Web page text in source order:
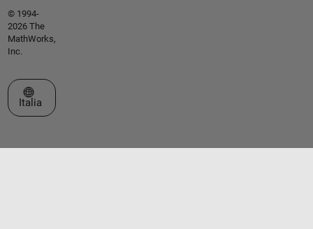
© 1994-
2026 The
MathWorks,
Inc.
Seleziona un sito web
Italia